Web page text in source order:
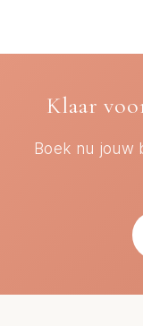
Klaar
Boek nu jouw